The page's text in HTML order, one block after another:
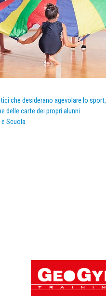
che desiderano agevolare lo sport,
delle carte dei propri alunni
Scuola